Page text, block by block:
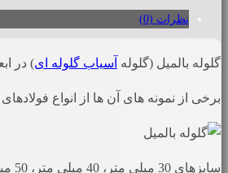
نظرات (0)
گلوله بالمیل (گلوله آسیاب گلوله ای) در
برخی از نمونه های آن ها از انواع